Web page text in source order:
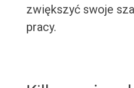
zwiększyć swoje
pracy.